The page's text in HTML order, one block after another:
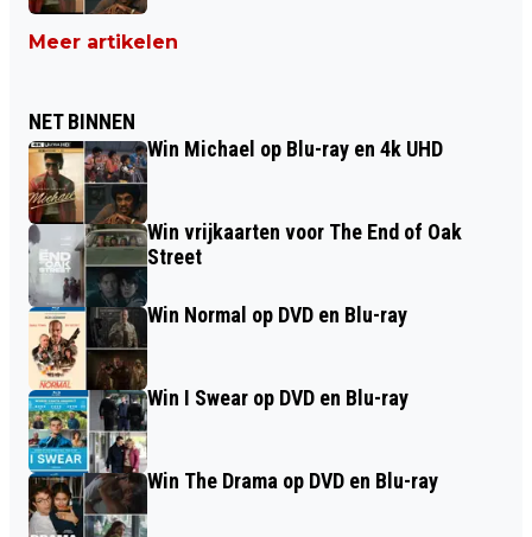
Meer artikelen
NET BINNEN
Win Michael op Blu-ray en 4k UHD
Win vrijkaarten voor The End of Oak
Street
Win Normal op DVD en Blu-ray
Win I Swear op DVD en Blu-ray
Win The Drama op DVD en Blu-ray